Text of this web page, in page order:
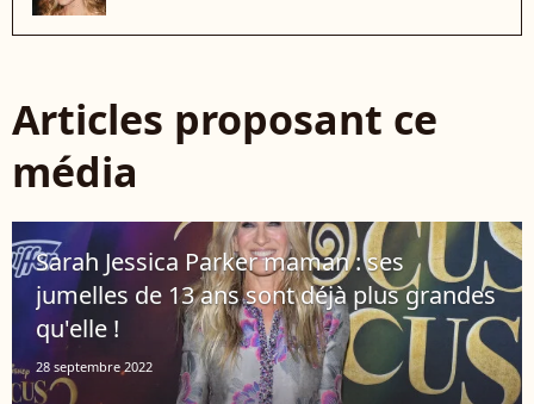
Articles proposant ce
média
Sarah Jessica Parker maman : ses
jumelles de 13 ans sont déjà plus grandes
qu'elle !
28 septembre 2022